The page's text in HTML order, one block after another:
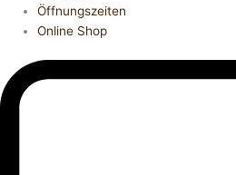
Öffnungszeiten
Online Shop